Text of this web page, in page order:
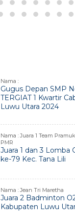
Nama :
Gugus Depan SMP
TERGIAT 1 Kwartir
Luwu Utara 2024
Nama : Juara 1 Team
PMR
Juara 1 dan 3 Lomba
ke-79 Kec. Tana Lili
Nama : Jean Tri Maretha
Juara 2 Badminton
Kabupaten Luwu